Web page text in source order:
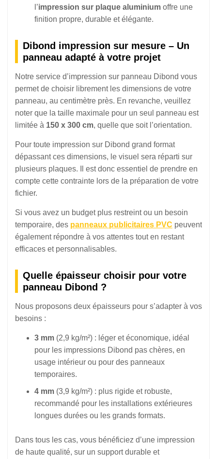
l’impression sur plaque aluminium offre une
finition propre, durable et élégante.
Dibond impression sur mesure – Un
panneau adapté à votre projet
Notre service d’impression sur panneau Dibond vous
permet de choisir librement les dimensions de votre
panneau, au centimètre près. En revanche, veuillez
noter que la taille maximale pour un seul panneau est
limitée à 150 x 300 cm, quelle que soit l’orientation.
Pour toute impression sur Dibond grand format
dépassant ces dimensions, le visuel sera réparti sur
plusieurs plaques. Il est donc essentiel de prendre en
compte cette contrainte lors de la préparation de votre
fichier.
Si vous avez un budget plus restreint ou un besoin
temporaire, des panneaux publicitaires PVC peuvent
également répondre à vos attentes tout en restant
efficaces et personnalisables.
Quelle épaisseur choisir pour votre
panneau Dibond ?
Nous proposons deux épaisseurs pour s’adapter à vos
besoins :
3 mm (2,9 kg/m²) : léger et économique, idéal
pour les impressions Dibond pas chères, en
usage intérieur ou pour des panneaux
temporaires.
4 mm (3,9 kg/m²) : plus rigide et robuste,
recommandé pour les installations extérieures
longues durées ou les grands formats.
Dans tous les cas, vous bénéficiez d’une impression
de haute qualité, sur un support durable et